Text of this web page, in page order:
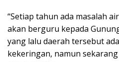
“Setiap tahun ada masalah
akan berguru kepada
yang lalu daerah tersebut
kekeringan, namun